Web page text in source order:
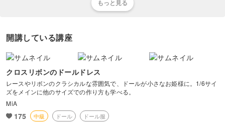
ドール服専用のプリント生地やレース、素材を使用し可愛らしいロリ
きっかけは娘達のお人形さんごっこ。
「この子 お洋服これしか ないの」
お洋服を作りを始めました。
今では私の方がちいさな世界に夢中になっています。
皆さんも ちいさな その子に
開講している講座
クロスリボンのドールドレス
レースやリボンのクラシカルな雰囲気で、ドールが小さなお姫様に。1/6サイ
ズをメインに他のサイズでの作り方も学べる。
MiA
175 中級 ドール ドール服